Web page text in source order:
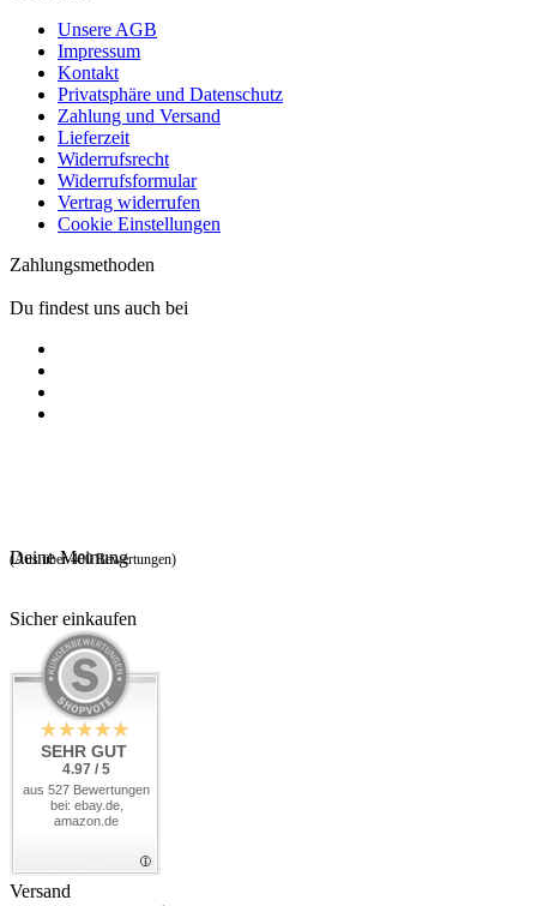
Unsere AGB
Impressum
Kontakt
Privatsphäre und Datenschutz
Zahlung und Versand
Lieferzeit
Widerrufsrecht
Widerrufsformular
Vertrag widerrufen
Cookie Einstellungen
Zahlungsmethoden
Du findest uns auch bei
Deine Meinung
(Aus über 400 Bewertungen)
Sicher einkaufen
SEHR GUT
4.97 / 5
aus 527 Bewertungen
bei: ebay.de,
amazon.de
Versand